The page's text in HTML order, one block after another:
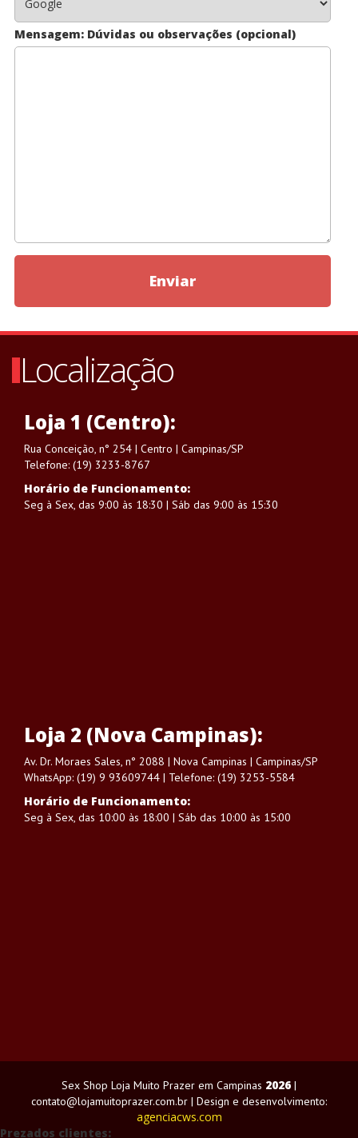
Mensagem: Dúvidas ou observações (opcional)
Enviar
Localização
Loja 1 (Centro):
Rua Conceição, n° 254 | Centro | Campinas/SP
Telefone: (19) 3233-8767
Horário de Funcionamento:
Seg à Sex, das 9:00 às 18:30 | Sáb das 9:00 às 15:30
Loja 2 (Nova Campinas):
Av. Dr. Moraes Sales, n° 2088 | Nova Campinas | Campinas/SP
WhatsApp: (19) 9 93609744 | Telefone: (19) 3253-5584
Horário de Funcionamento:
Seg à Sex, das 10:00 às 18:00 | Sáb das 10:00 às 15:00
Sex Shop Loja Muito Prazer em Campinas 2026 |
contato@lojamuitoprazer.com.br | Design e desenvolvimento:
agenciacws.com
Prezados clientes: